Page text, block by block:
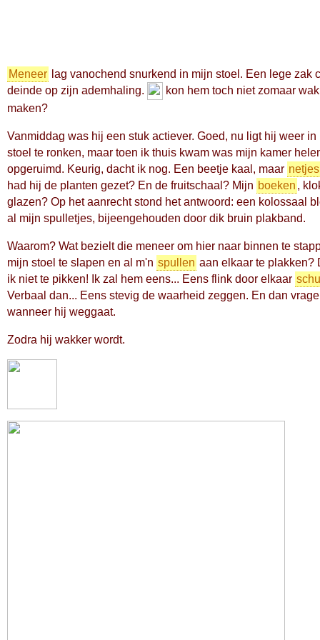
Meneer lag vanochend snurkend in mijn stoel. Een lege zak
deinde op zijn ademhaling.
kon hem toch niet zomaar
maken?
Vanmiddag was hij een stuk actiever. Goed, nu ligt hij weer in
stoel te ronken, maar toen ik thuis kwam was mijn kamer
opgeruimd. Keurig, dacht ik nog. Een beetje kaal, maar netjes
had hij de planten gezet? En de fruitschaal? Mijn boeken ,
glazen? Op het aanrecht stond het antwoord: een kolossaal
al mijn spulletjes, bijeengehouden door dik bruin plakband.
Waarom? Wat bezielt die meneer om hier naar binnen te
mijn stoel te slapen en al m'n spullen aan elkaar te plakken?
ik niet te pikken! Ik zal hem eens... Eens flink door elkaar
Verbaal dan... Eens stevig de waarheid zeggen. En dan
wanneer hij weggaat.
Zodra hij wakker wordt.